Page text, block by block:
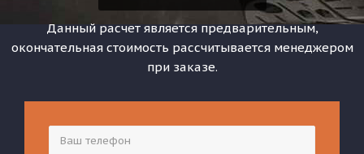
Данный расчет является предварительным,
окончательная стоимость рассчитывается менеджером
при заказе.